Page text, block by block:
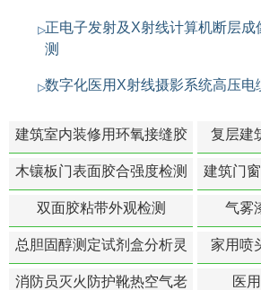
正电子发射及X射线计算机断层成
测
数字化医用X射线摄影系统高压电
建筑室内装修用环氧接缝胶
苯含量检测
复层建
木镶板门表面胶合强度检测
建筑门
度-
双面胶粘带外观检测 气雾
总胆固醇测定试剂盒分析灵
敏度检测
家用喷
消防员灭火防护靴热空气老
医